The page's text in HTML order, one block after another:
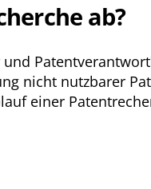
ab?
nicht nutzbarer
einer